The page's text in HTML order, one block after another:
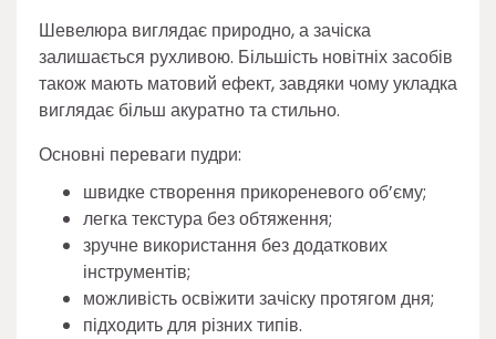
Шевелюра виглядає природно, а зачіска
залишається рухливою. Більшість новітніх засобів
також мають матовий ефект, завдяки чому укладка
виглядає більш акуратно та стильно.
Основні переваги пудри:
швидке створення прикореневого об’єму;
легка текстура без обтяження;
зручне використання без додаткових
інструментів;
можливість освіжити зачіску протягом дня;
підходить для різних типів.